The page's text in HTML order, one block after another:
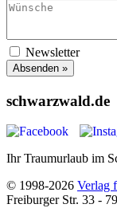
Newsletter
Absenden »
schwarzwald.de
Ihr Traumurlaub im
© 1998-2026 Verlag
Freiburger Str. 33 -